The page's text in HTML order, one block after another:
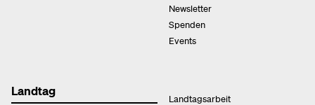
Newsletter
Spenden
Events
Landtag
Landtagsarbeit